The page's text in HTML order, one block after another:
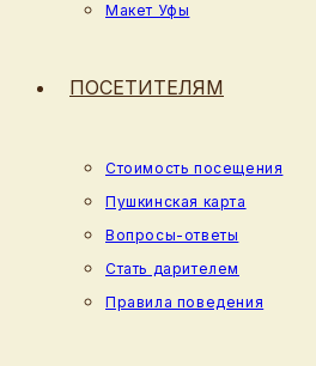
Макет Уфы
ПОСЕТИТЕЛЯМ
Стоимость посещения
Пушкинская карта
Вопросы-ответы
Стать дарителем
Правила поведения